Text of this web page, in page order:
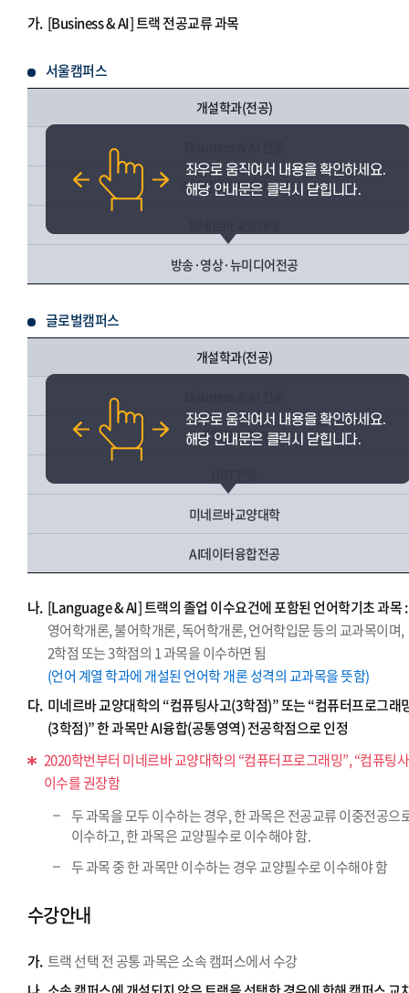
가. [Business & AI] 트랙 전공교류 과목
서울캠퍼스
개설학과(전공)
경영학부 / 경영학전공
방송·영상·뉴미디어전공
글로벌캠퍼스
개설학과(전공)
국제금융학과
미네르바교양대학
AI데이터융합전공
나. [Language & AI] 트랙의 졸업 이수요건에 포함된 언어학기초 과목 :
영어학개론, 불어학개론, 독어학개론, 언어학입문 등의 교과목이며,
2학점 또는 3학점의 1 과목을 이수하면 됨
(언어 계열 학과에 개설된 언어학 개론 성격의 교과목을 뜻함)
다. 미네르바 교양대학의 “컴퓨팅사고(3학점)” 또는 “컴퓨터프로그래
(3학점)” 한 과목만 AI융합(공통영역) 전공학점으로 인정
2020학번부터 미네르바 교양대학의 “컴퓨터프로그래밍”, “컴퓨팅
이수를 권장함
두 과목을 모두 이수하는 경우, 한 과목은 전공교류 이중전공으
이수하고, 한 과목은 교양필수로 이수해야 함.
두 과목 중 한 과목만 이수하는 경우 교양필수로 이수해야 함
수강안내
가. 트랙 선택 전 공통 과목은 소속 캠퍼스에서 수강